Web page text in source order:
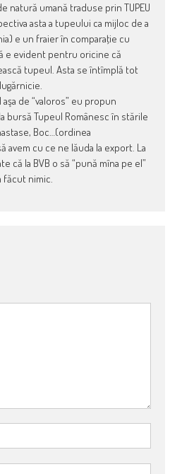
umană traduse prin TUPEU
asta a tupeului ca mijloc de a
e un fraier în comparaţie cu
e evident pentru oricine că
tupeul. Asta se întîmplă tot
de “valoros” eu propun
bursă Tupeul Românesc în stările
Boc…(ordinea
avem cu ce ne lăuda la export. La
că la BVB o să “pună mîna pe el”
făcut nimic.